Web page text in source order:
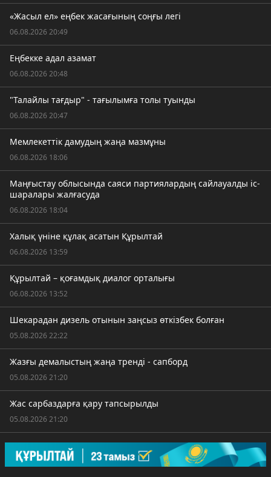
«Жасыл ел» еңбек жасағының соңғы легі
06.08.2026 20:49
Еңбекке адал азамат
06.08.2026 20:48
"Талайлы тағдыр" - тағылымға толы туынды
06.08.2026 20:47
Мемлекеттік дамудың жаңа мазмұны
06.08.2026 18:06
Маңғыстау облысында саяси партиялардың сайлауалды іс-
шаралары жалғасуда
06.08.2026 18:04
Халық үніне құлақ асатын Құрылтай
06.08.2026 13:59
Құрылтай – қоғамдық диалог орталығы
06.08.2026 13:52
Шекарадан дизель отынын заңсыз өткізбек болған
05.08.2026 22:22
Жазғы демалыстың жаңа тренді - сапборд
05.08.2026 21:20
Жас сарбаздарға қару тапсырылды
05.08.2026 21:20